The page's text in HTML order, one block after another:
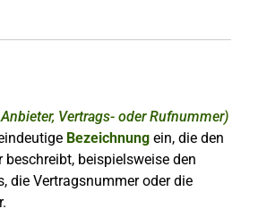
Vertrags- oder Rufnummer)
Bezeichnung ein, die den
beschreibt, beispielsweise den
die Vertragsnummer oder die